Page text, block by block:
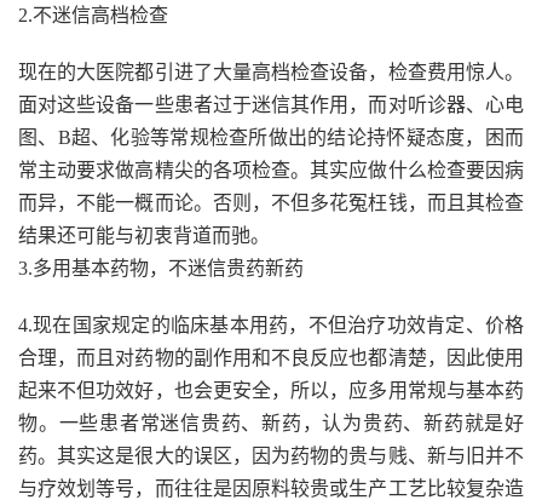
2.不迷信高档检查
现在的大医院都引进了大量高档检查设备，检查费用惊人。
面对这些设备一些患者过于迷信其作用，而对听诊器、心电
图、B超、化验等常规检查所做出的结论持怀疑态度，困而
常主动要求做高精尖的各项检查。其实应做什么检查要因病
而异，不能一概而论。否则，不但多花冤枉钱，而且其检查
结果还可能与初衷背道而驰。
3.多用基本药物，不迷信贵药新药
4.现在国家规定的临床基本用药，不但治疗功效肯定、价格
合理，而且对药物的副作用和不良反应也都清楚，因此使用
起来不但功效好，也会更安全，所以，应多用常规与基本药
物。一些患者常迷信贵药、新药，认为贵药、新药就是好
药。其实这是很大的误区，因为药物的贵与贱、新与旧并不
与疗效划等号，而往往是因原料较贵或生产工艺比较复杂造